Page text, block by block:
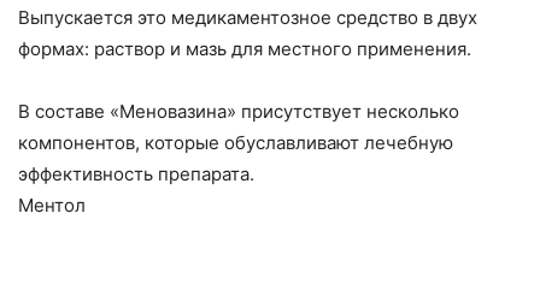
Выпускается это медикаментозное средство в двух
формах: раствор и мазь для местного применения.
В составе «Меновазина» присутствует несколько
компонентов, которые обуславливают лечебную
эффективность препарата.
Ментол